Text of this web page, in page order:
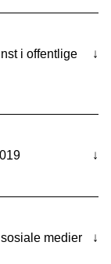
i offentlige
↓
↓
medier
↓